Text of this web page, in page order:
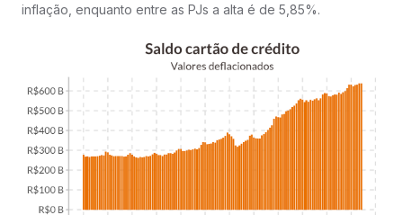
inflação, enquanto entre as PJs a alta é de 5,85%.